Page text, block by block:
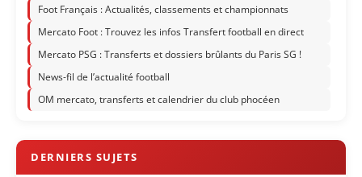
Foot Français : Actualités, classements et championnats
Mercato Foot : Trouvez les infos Transfert football en direct
Mercato PSG : Transferts et dossiers brûlants du Paris SG !
News-fil de l’actualité football
OM mercato, transferts et calendrier du club phocéen